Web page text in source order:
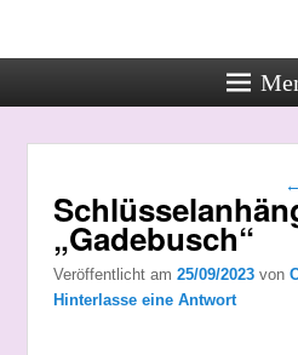
←
„Gadebusch“
Veröffentlicht am 25/09/2023 von
Hinterlasse eine Antwort